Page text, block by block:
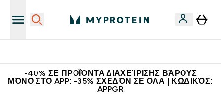
-40% ΣΕ ΠΡΟΪΌΝΤΑ ΔΙΑΧΕΊΡΙΣΗΣ ΒΆΡΟΥΣ
ΜΌΝΟ ΣΤΟ APP: -35% ΣΧΕΔΌΝ ΣΕ ΌΛΑ | ΚΩΔΙΚΌΣ:
APPGR